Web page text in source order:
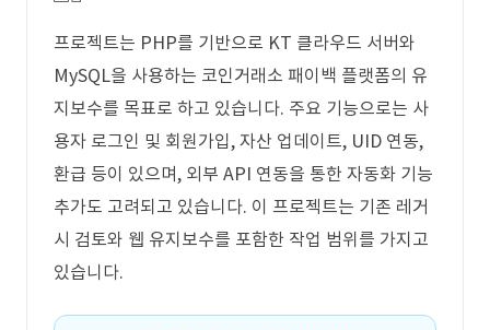
프로젝트는 PHP를 기반으로 KT 클라우드 서버와
MySQL을 사용하는 코인거래소 패이백 플랫폼의 유
지보수를 목표로 하고 있습니다. 주요 기능으로는 사
용자 로그인 및 회원가입, 자산 업데이트, UID 연동,
환급 등이 있으며, 외부 API 연동을 통한 자동화 기능
추가도 고려되고 있습니다. 이 프로젝트는 기존 레거
시 검토와 웹 유지보수를 포함한 작업 범위를 가지고
있습니다.